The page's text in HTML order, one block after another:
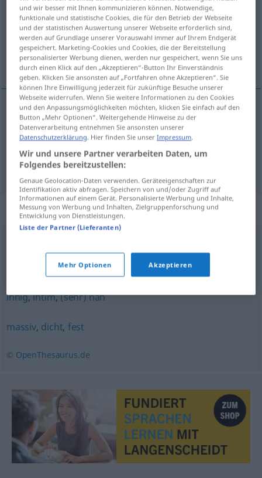
Übersicht aller Übersetzungen
(Für mehr Details die Übersetzung anklicken/antippen)
smal, snæver, tæt
smal,snæver eng
tæt eng gedrängt
Synonyme für "eng"
beschränkt,kurzatmig,kurzsichtig (ugs.),engstirnig
innig,intim,(sehr) nah
massiv, dicht, fest
© OpenThesaurus.de
und wir besser mit Ihnen kommunizieren können. Notwendige,
funktionale und statistische Cookies, die für den Betrieb der Webseite
und der statistischen Auswertung unserer Webseite erforderlich sind,
werden auf Grundlage unserer Vorauswahl immer auf Ihrem Endgerät
gespeichert. Marketing-Cookies und Cookies, die der Bereitstellung
personalisierter Werbung dienen, werden nur gespeichert, wenn Sie uns
durch einen Klick auf den „Akzeptieren“-Button Ihr Einverständnis
geben. Klicken Sie ansonsten auf „Fortfahren ohne Akzeptieren“. Sie
können Ihre Einwilligung jederzeit für zukünftige Besuche unserer
Webseite widerrufen. Wenn Sie weitere Informationen zu den Cookies
und den Anpassungsmöglichkeiten möchten, klicken Sie einfach auf den
Button „Mehr Optionen“. Weitergehende Hinweise zu der
Datenverarbeitung entnehmen Sie ansonsten unserer
Datenschutzerklärung. Hier finden Sie unserImpressum.
Wir und unsere Partner verarbeiten Daten, um
Folgendes bereitzustellen:
Genaue Geolocation-Daten verwenden. Geräteeigenschaften zur
Identifikation aktiv abfragen. Speichern von und/oder Zugriff auf
Informationen auf einem Gerät. Personalisierte Werbung und Inhalte,
Messung von Werbung und Inhalten, Zielgruppenforschung und
Entwicklung von Dienstleistungen.
Liste der Partner (Lieferanten)
Mehr Optionen Akzeptieren